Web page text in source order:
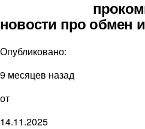
новости про обмен
Опубликовано:
9 месяцев назад
от
14.11.2025